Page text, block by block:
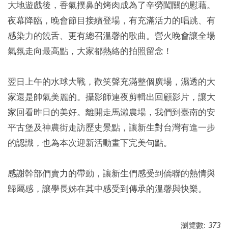
大地遊戲後，香氣撲鼻的烤肉成為了辛勞闖關的慰藉。
夜幕降臨，晚會節目接續登場，有充滿活力的唱跳、有
感染力的饒舌、更有總召溫馨的歌曲。營火晚會讓全場
氣氛走向最高點，大家都熱絡的拍照留念！
翌日上午的水球大戰，歡笑聲充滿整個廣場，濕透的大
家還是帥氣美麗的。攝影師連夜剪輯出回顧影片，讓大
家回看昨日的美好。離開走馬瀨農場，我們到臺南的安
平古堡及神農街走訪歷史景點，讓新生對台灣有進一步
的認識，也為本次迎新活動畫下完美句點。
感謝幹部們賣力的帶動，讓新生們感受到僑聯的熱情與
歸屬感，讓學長姊在其中感受到傳承的溫馨與快樂。
瀏覽數: 373